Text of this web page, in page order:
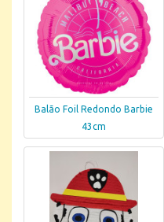
Balão Foil Redondo Barbie
43cm